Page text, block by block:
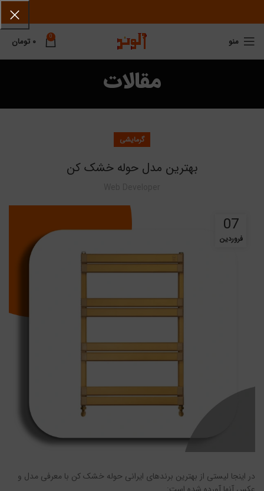
منو 0 ۰ تومان
مقالات
گرمایشی
بهترین مدل حوله خشک کن
07
فروردین
در اینجا لیستی از بهترین برندهای ایرانی حوله خشک کن با معرفی مدل و